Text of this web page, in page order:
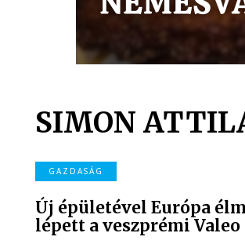
SIMON
GAZDASÁG
Új épületével Európa
lépett a veszprémi Valeo